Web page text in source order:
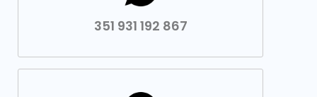
351 931 192 867